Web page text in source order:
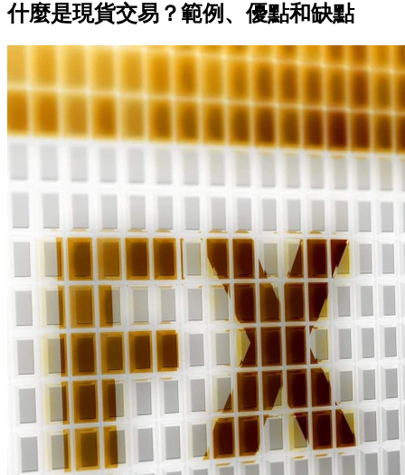
什麼是現貨交易？範例、優點和缺點